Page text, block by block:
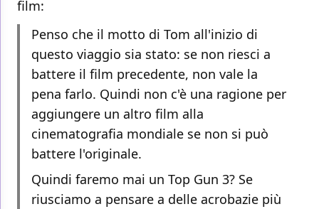
film:
Penso che il motto di Tom all'inizio di
questo viaggio sia stato: se non riesci a
battere il film precedente, non vale la
pena farlo. Quindi non c'è una ragione per
aggiungere un altro film alla
cinematografia mondiale se non si può
battere l'originale.
Quindi faremo mai un Top Gun 3? Se
riusciamo a pensare a delle acrobazie più